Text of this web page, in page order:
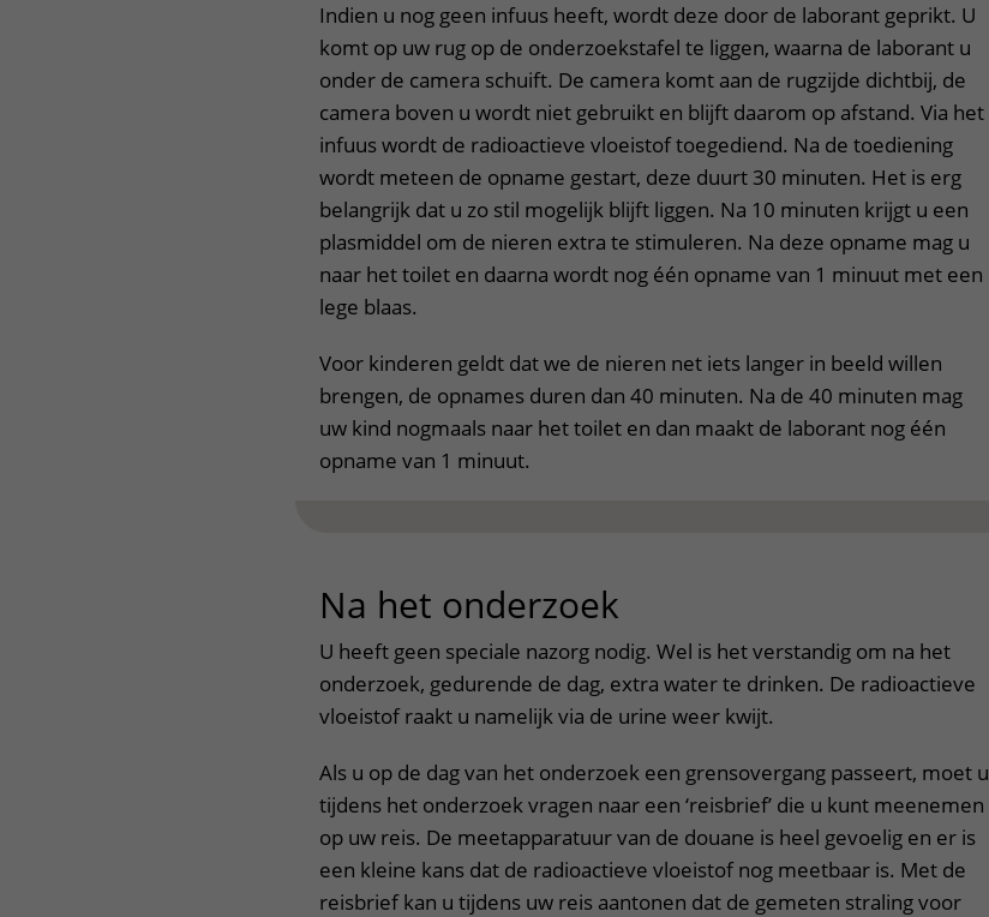
Indien u nog geen infuus heeft, wordt deze door de laborant geprikt. U
komt op uw rug op de onderzoekstafel te liggen, waarna de laborant u
onder de camera schuift. De camera komt aan de rugzijde dichtbij, de
camera boven u wordt niet gebruikt en blijft daarom op afstand. Via het
infuus wordt de radioactieve vloeistof toegediend. Na de toediening
wordt meteen de opname gestart, deze duurt 30 minuten. Het is erg
belangrijk dat u zo stil mogelijk blijft liggen. Na 10 minuten krijgt u een
plasmiddel om de nieren extra te stimuleren. Na deze opname mag u
naar het toilet en daarna wordt nog één opname van 1 minuut met een
lege blaas.
Voor kinderen geldt dat we de nieren net iets langer in beeld willen
brengen, de opnames duren dan 40 minuten. Na de 40 minuten mag
uw kind nogmaals naar het toilet en dan maakt de laborant nog één
opname van 1 minuut.
Na het onderzoek
U heeft geen speciale nazorg nodig. Wel is het verstandig om na het
onderzoek, gedurende de dag, extra water te drinken. De radioactieve
vloeistof raakt u namelijk via de urine weer kwijt.
Als u op de dag van het onderzoek een grensovergang passeert, moet u
tijdens het onderzoek vragen naar een ‘reisbrief’ die u kunt meenemen
op uw reis. De meetapparatuur van de douane is heel gevoelig en er is
een kleine kans dat de radioactieve vloeistof nog meetbaar is. Met de
reisbrief kan u tijdens uw reis aantonen dat de gemeten straling voor